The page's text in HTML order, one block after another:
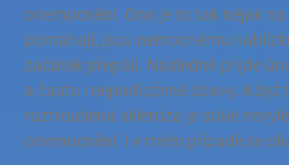
onemocnění. Ono je to tak nějak
pomáhají, jsou nemocnému
začátek přepálí. Následně přijde
a často i nepodložené obavy.
roztroušená skleróza je stále
onemocnění. I v mém případě se